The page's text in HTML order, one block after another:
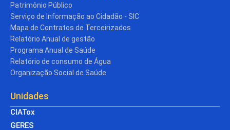
Patrimônio Público
Serviço de Informação ao Cidadão - SIC
Mapa de Contratos de Terceirizados
Relatório Anual de gestão
Programa Anual de Saúde
Relatório de consumo de Água
Organização Social de Saúde
Unidades
CIATox
GERES